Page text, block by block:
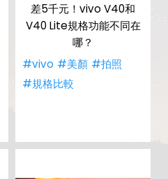
差5千元！vivo V40和
V40 Lite規格功能不同在
哪？
#vivo #美顏 #拍照
#規格比較